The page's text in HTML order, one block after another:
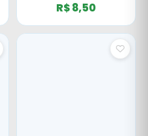
R$ 8,50